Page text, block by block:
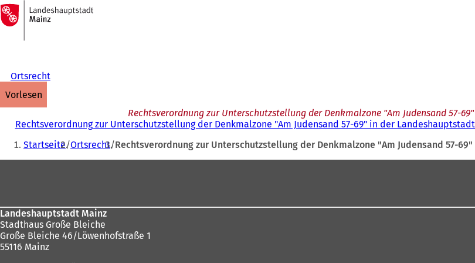
Inhalt anspringen
Zur
Startseite
Ortsrecht
vorlesen
Rechtsverordnung zur Unterschutzstellung der Denkmalzone "Am Judensand 57-
Rechtsverordnung zur Unterschutzstellung der Denkmalzone "Am Judensand 57-69" in der Landeshauptstadt
Sie
befinden
Startseite Ortsrecht Rechtsverordnung zur Unterschutzstellung der Denkmalzone "Am Judensand 57-
Landeshauptstadt Mainz
Stadthaus Große Bleiche
Große Bleiche 46/Löwenhofstraße 1
55116 Mainz